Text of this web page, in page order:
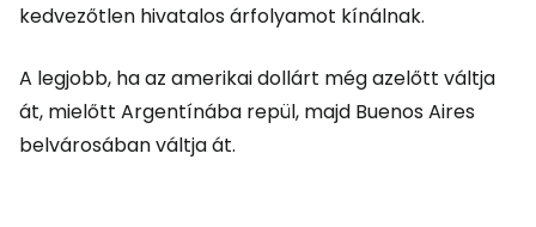
kedvezőtlen hivatalos árfolyamot kínálnak.
A legjobb, ha az amerikai dollárt még azelőtt váltja
át, mielőtt Argentínába repül, majd Buenos Aires
belvárosában váltja át.